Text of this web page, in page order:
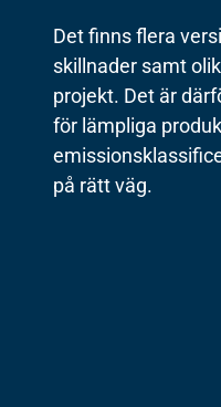
Det finns flera
skillnader samt
projekt. Det är
för lämpliga
på rätt väg.